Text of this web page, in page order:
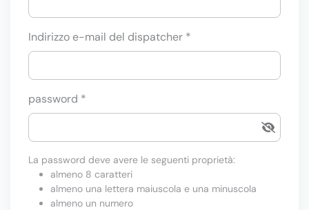
Indirizzo e-mail del dispatcher *
password *
La password deve avere le seguenti proprietà:
almeno 8 caratteri
almeno una lettera maiuscola e una minuscola
almeno un numero